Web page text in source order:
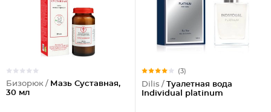
Бизорюк / Мазь Суставная,
30 мл
(3)
Dilis / Туалетная вода
Individual platinum